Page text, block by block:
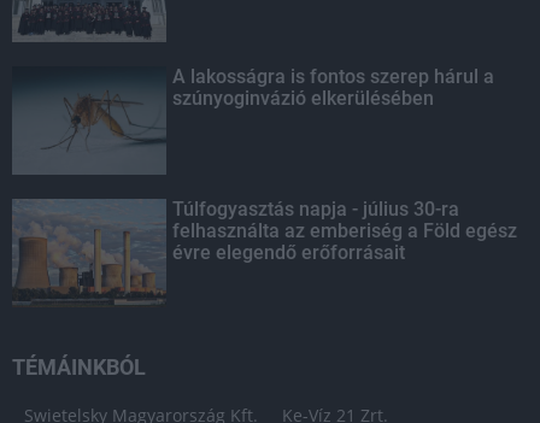
A lakosságra is fontos szerep hárul a
szúnyoginvázió elkerülésében
Túlfogyasztás napja - július 30-ra
felhasználta az emberiség a Föld egész
évre elegendő erőforrásait
TÉMÁINKBÓL
Swietelsky Magyarország Kft. Ke-Víz 21 Zrt.